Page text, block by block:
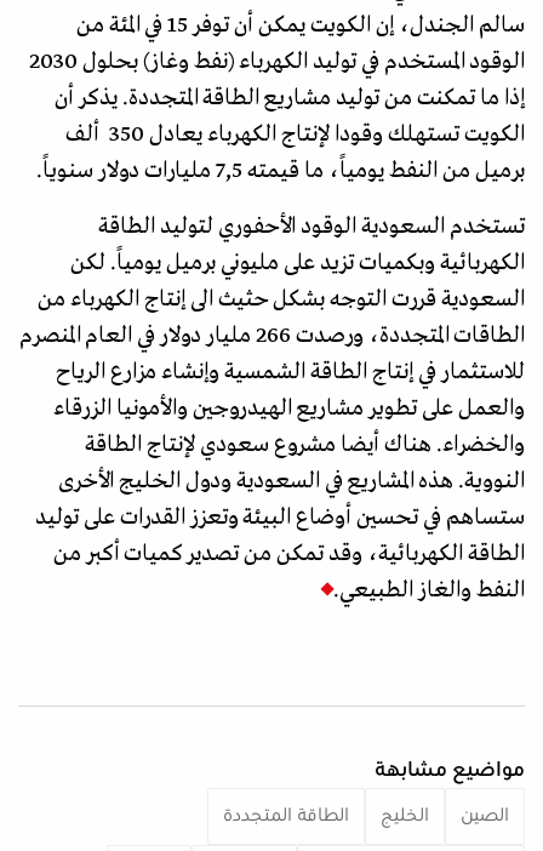
سالم الجندل، إن الكويت يمكن أن توفر 15 في المئة من
الوقود المستخدم في توليد الكهرباء (نفط وغاز) بحلول 2030
إذا ما تمكنت من توليد مشاريع الطاقة المتجددة. يذكر أن
الكويت تستهلك وقودا لإنتاج الكهرباء يعادل 350 ألف
برميل من النفط يومياً، ما قيمته 7,5 مليارات دولار سنوياً.
تستخدم السعودية الوقود الأحفوري لتوليد الطاقة
الكهربائية وبكميات تزيد على مليوني برميل يومياً. لكن
السعودية قررت التوجه بشكل حثيث الى إنتاج الكهرباء من
الطاقات المتجددة، ورصدت 266 مليار دولار في العام المنصرم
للاستثمار في إنتاج الطاقة الشمسية وإنشاء مزارع الرياح
والعمل على تطوير مشاريع الهيدروجين والأمونيا الزرقاء
والخضراء. هناك أيضا مشروع سعودي لإنتاج الطاقة
النووية. هذه المشاريع في السعودية ودول الخليج الأخرى
ستساهم في تحسين أوضاع البيئة وتعزز القدرات على توليد
الطاقة الكهربائية، وقد تمكن من تصدير كميات أكبر من
النفط والغاز الطبيعي.
مواضيع مشابهة
الصين الخليج الطاقة المتجددة